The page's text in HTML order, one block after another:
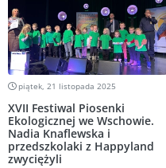
piątek, 21 listopada 2025
XVII Festiwal Piosenki
Ekologicznej we Wschowie.
Nadia Knaflewska i
przedszkolaki z Happyland
zwyciężyli